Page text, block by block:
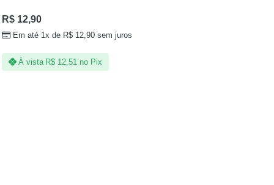
R$12,90
Em até 1x de R$ 12,90 sem juros
À vista R$ 12,51 no Pix